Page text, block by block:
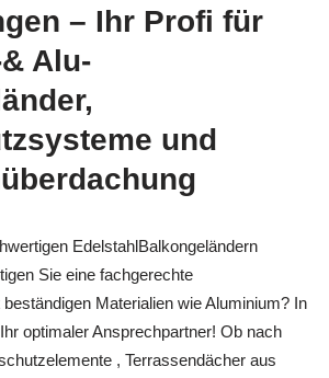
– Ihr Profi für
Alu-
und
EdelstahlBalkongeländern
Sie eine fachgerechte
Materialien wie Aluminium? In
optimaler Ansprechpartner! Ob nach
, Terrassendächer aus